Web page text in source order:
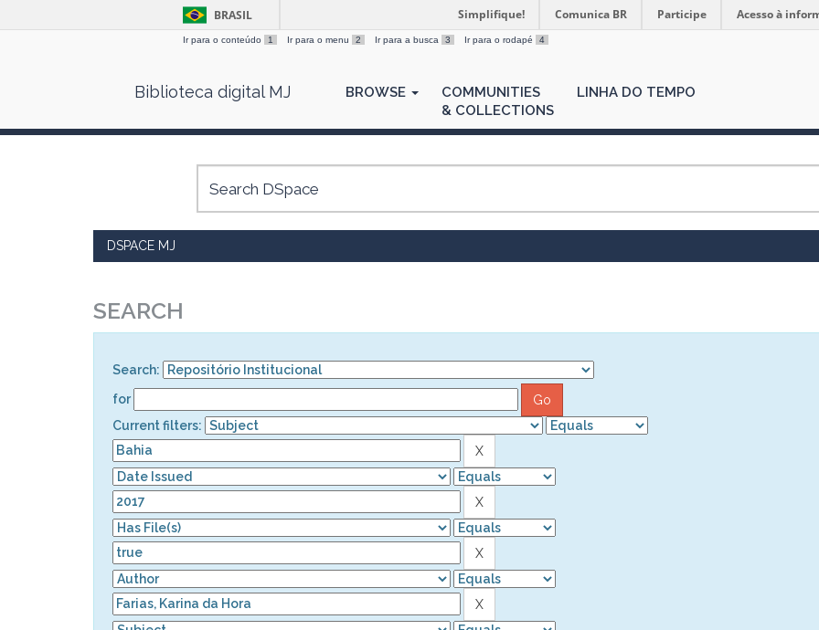
BRASIL Simplifique! Comunica BR Participe Acesso à
Ir para o conteúdo 1 Ir para o menu 2 Ir para a busca 3 Ir para o rodapé 4
Biblioteca digital MJ BROWSE
COMMUNITIES
& COLLECTIONS
LINHA DO TEMPO
DSPACE MJ
SEARCH
Search:
for
Current filters: